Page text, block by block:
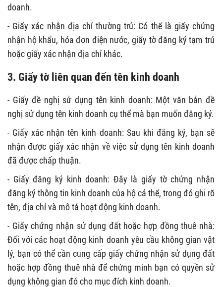
doanh.
- Giấy xác nhận địa chỉ thường trú: Có thể là giấy chứng
nhận hộ khẩu, hóa đơn điện nước, giấy tờ đăng ký tạm trú
hoặc giấy xác nhận địa chỉ khác.
3. Giấy tờ liên quan đến tên kinh doanh
- Giấy đề nghị sử dụng tên kinh doanh: Một văn bản đề
nghị sử dụng tên kinh doanh cụ thể mà bạn muốn đăng ký.
- Giấy xác nhận tên kinh doanh: Sau khi đăng ký, bạn sẽ
nhận được giấy xác nhận về việc sử dụng tên kinh doanh
đã được chấp thuận.
- Giấy đăng ký kinh doanh: Đây là giấy tờ chứng nhận
đăng ký thông tin kinh doanh của hộ cá thể, trong đó ghi rõ
tên, địa chỉ và mô tả hoạt động kinh doanh.
- Giấy chứng nhận sử dụng đất hoặc hợp đồng thuê nhà:
Đối với các hoạt động kinh doanh yêu cầu không gian vật
lý, bạn có thể cần cung cấp giấy chứng nhận sử dụng đất
hoặc hợp đồng thuê nhà để chứng minh bạn có quyền sử
dụng không gian đó cho mục đích kinh doanh.